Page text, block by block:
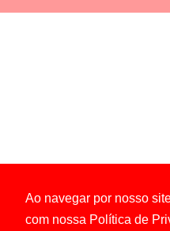
Ao navegar por nosso
com nossa Política de